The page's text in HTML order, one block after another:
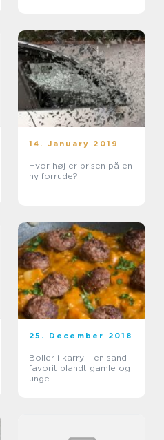
14. January 2019
Hvor høj er prisen på en
ny forrude?
25. December 2018
Boller i karry – en sand
favorit blandt gamle og
unge